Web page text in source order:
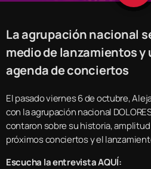
La agrupación nacional
medio de lanzamientos
agenda de conciertos
El pasado viernes 6 de octubre,
con la agrupación nacional
contaron sobre su historia,
próximos conciertos y el
Escucha la entrevista AQUÍ: